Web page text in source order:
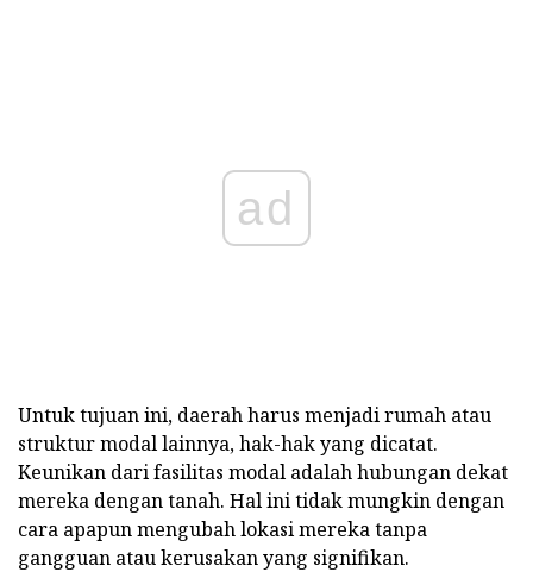
ad
Untuk tujuan ini, daerah harus menjadi rumah atau
struktur modal lainnya, hak-hak yang dicatat.
Keunikan dari fasilitas modal adalah hubungan dekat
mereka dengan tanah. Hal ini tidak mungkin dengan
cara apapun mengubah lokasi mereka tanpa
gangguan atau kerusakan yang signifikan.